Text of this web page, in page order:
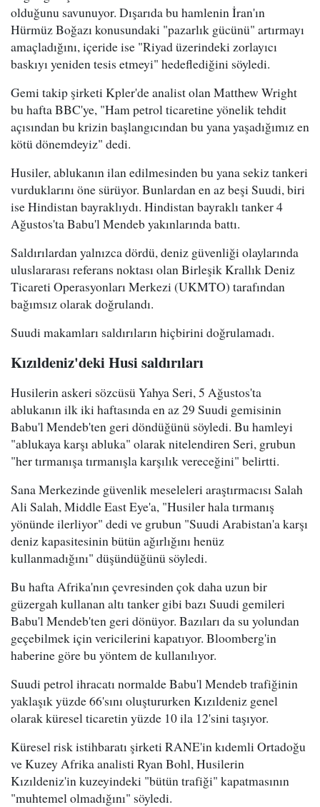
olduğunu savunuyor. Dışarıda bu hamlenin İran'ın
Hürmüz Boğazı konusundaki "pazarlık gücünü" artırmayı
amaçladığını, içeride ise "Riyad üzerindeki zorlayıcı
baskıyı yeniden tesis etmeyi" hedeflediğini söyledi.
Gemi takip şirketi Kpler'de analist olan Matthew Wright
bu hafta BBC'ye, "Ham petrol ticaretine yönelik tehdit
açısından bu krizin başlangıcından bu yana yaşadığımız en
kötü dönemdeyiz" dedi.
Husiler, ablukanın ilan edilmesinden bu yana sekiz tankeri
vurduklarını öne sürüyor. Bunlardan en az beşi Suudi, biri
ise Hindistan bayraklıydı. Hindistan bayraklı tanker 4
Ağustos'ta Babu'l Mendeb yakınlarında battı.
Saldırılardan yalnızca dördü, deniz güvenliği olaylarında
uluslararası referans noktası olan Birleşik Krallık Deniz
Ticareti Operasyonları Merkezi (UKMTO) tarafından
bağımsız olarak doğrulandı.
Suudi makamları saldırıların hiçbirini doğrulamadı.
Kızıldeniz'deki Husi saldırıları
Husilerin askeri sözcüsü Yahya Seri, 5 Ağustos'ta
ablukanın ilk iki haftasında en az 29 Suudi gemisinin
Babu'l Mendeb'ten geri döndüğünü söyledi. Bu hamleyi
"ablukaya karşı abluka" olarak nitelendiren Seri, grubun
"her tırmanışa tırmanışla karşılık vereceğini" belirtti.
Sana Merkezinde güvenlik meseleleri araştırmacısı Salah
Ali Salah, Middle East Eye'a, "Husiler hala tırmanış
yönünde ilerliyor" dedi ve grubun "Suudi Arabistan'a karşı
deniz kapasitesinin bütün ağırlığını henüz
kullanmadığını" düşündüğünü söyledi.
Bu hafta Afrika'nın çevresinden çok daha uzun bir
güzergah kullanan altı tanker gibi bazı Suudi gemileri
Babu'l Mendeb'ten geri dönüyor. Bazıları da su yolundan
geçebilmek için vericilerini kapatıyor. Bloomberg'in
haberine göre bu yöntem de kullanılıyor.
Suudi petrol ihracatı normalde Babu'l Mendeb trafiğinin
yaklaşık yüzde 66'sını oluştururken Kızıldeniz genel
olarak küresel ticaretin yüzde 10 ila 12'sini taşıyor.
Küresel risk istihbaratı şirketi RANE'in kıdemli Ortadoğu
ve Kuzey Afrika analisti Ryan Bohl, Husilerin
Kızıldeniz'in kuzeyindeki "bütün trafiği" kapatmasının
"muhtemel olmadığını" söyledi.